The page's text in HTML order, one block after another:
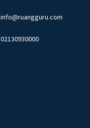
info@ruangguru.com
02130930000